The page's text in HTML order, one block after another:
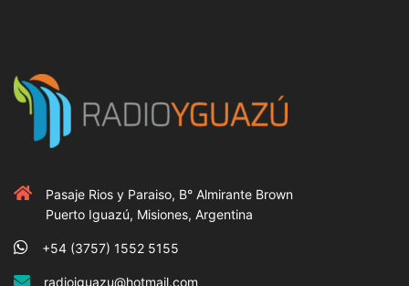
Pasaje Rios y Paraiso, B° Almirante Brown
Puerto Iguazú, Misiones, Argentina
+54 (3757) 1552 5155
radioiguazu@hotmail.com